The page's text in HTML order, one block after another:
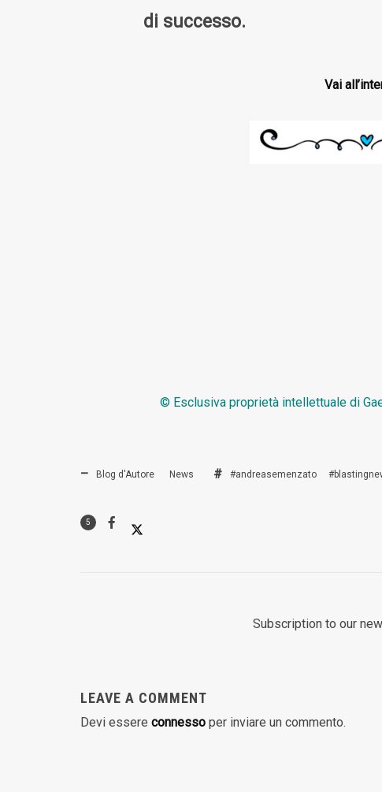
di successo.
Vai
© Esclusiva proprietà intellettuale di
Blog d'Autore News #andreasemenzato
5
Subscription to our
LEAVE A COMMENT
Devi essere connesso per inviare un commento.